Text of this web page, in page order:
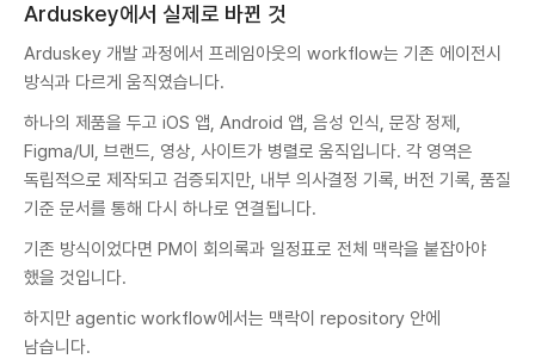
Arduskey에서 실제로 바뀐 것
Arduskey 개발 과정에서 프레임아웃의 workflow는 기존 에이전시
방식과 다르게 움직였습니다.
하나의 제품을 두고 iOS 앱, Android 앱, 음성 인식, 문장 정제,
Figma/UI, 브랜드, 영상, 사이트가 병렬로 움직입니다. 각 영역은
독립적으로 제작되고 검증되지만, 내부 의사결정 기록, 버전 기록, 품질
기준 문서를 통해 다시 하나로 연결됩니다.
기존 방식이었다면 PM이 회의록과 일정표로 전체 맥락을 붙잡아야
했을 것입니다.
하지만 agentic workflow에서는 맥락이 repository 안에
남습니다.